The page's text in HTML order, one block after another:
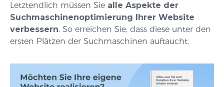
Letztendlich müssen Sie alle Aspekte der
Suchmaschinenoptimierung Ihrer Website
verbessern. So erreichen Sie, dass diese unter den
ersten Plätzen der Suchmaschinen auftaucht.